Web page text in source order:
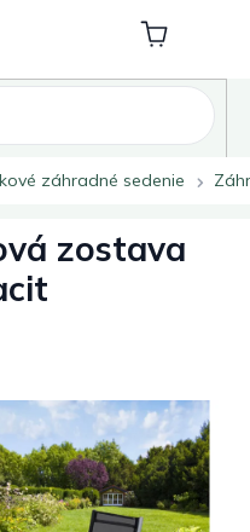
Nákupný
košík
záhradné sedenie
zostava